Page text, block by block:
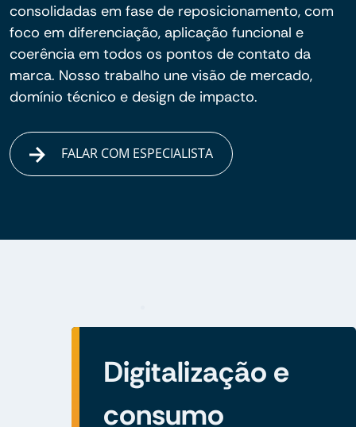
consolidadas em fase de reposicionamento, com
foco em diferenciação, aplicação funcional e
coerência em todos os pontos de contato da
marca. Nosso trabalho une visão de mercado,
domínio técnico e design de impacto.
FALAR COM ESPECIALISTA
Digitalização e
consumo